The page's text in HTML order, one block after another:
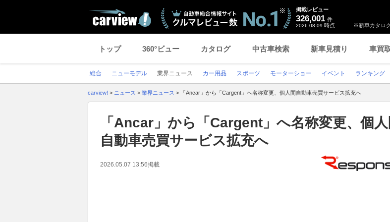
※新車カタロ
掲載レビュー
326,001 件
2026.08.09 時点
トップ 360°ビュー カタログ 中古車検索 新車見積り 車買
総合 ニューモデル 業界ニュース カー用品 スポーツ モーターショー イベント ランキング
carview! > ニュース > 業界ニュース > 「Ancar」から「Cargent」へ名称変更、個人間自動車売買サービス拡充へ
「Ancar」から「Cargent」へ名称変更、個人
自動車売買サービス拡充へ
2026.05.07 13:56掲載